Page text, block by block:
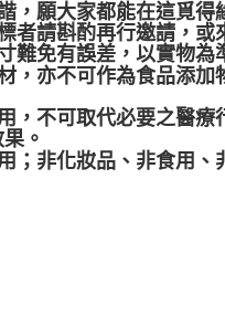
，願大家都能在這覓得
者請斟酌再行邀請，或
難免有誤差，以實物為
，亦不可作為食品添
，不可取代必要之醫
。
；非化妝品、非食用、